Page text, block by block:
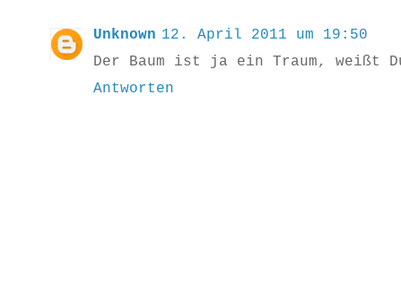
Unknown 12. April 2011 um 19:50
Der Baum ist ja ein Traum, weißt
Antworten